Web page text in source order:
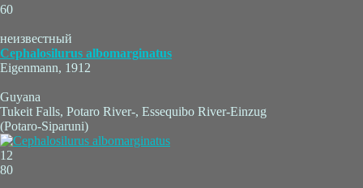
60
неизвестный
Cephalosilurus albomarginatus
Eigenmann, 1912
Guyana
Tukeit Falls, Potaro River-, Essequibo River-Einzug
(Potaro-Siparuni)
12
80